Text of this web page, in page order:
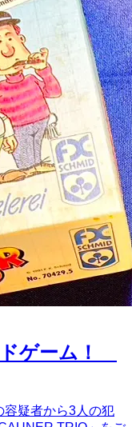
ゲーム！
容疑者から3人の犯